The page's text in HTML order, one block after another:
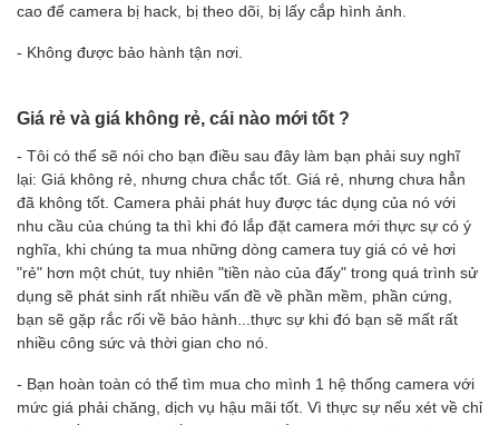
cao để camera bị hack, bị theo dõi, bị lấy cắp hình ảnh.
- Không được bảo hành tận nơi.
Giá rẻ và giá không rẻ, cái nào mới tốt ?
- Tôi có thể sẽ nói cho bạn điều sau đây làm bạn phải suy nghĩ
lại: Giá không rẻ, nhưng chưa chắc tốt. Giá rẻ, nhưng chưa hẳn
đã không tốt. Camera phải phát huy được tác dụng của nó với
nhu cầu của chúng ta thì khi đó lắp đặt camera mới thực sự có ý
nghĩa, khi chúng ta mua những dòng camera tuy giá có vẻ hơi
"rẻ" hơn một chút, tuy nhiên "tiền nào của đấy" trong quá trình sử
dụng sẽ phát sinh rất nhiều vấn đề về phần mềm, phần cứng,
bạn sẽ gặp rắc rối về bảo hành...thực sự khi đó bạn sẽ mất rất
nhiều công sức và thời gian cho nó.
- Bạn hoàn toàn có thể tìm mua cho mình 1 hệ thống camera với
mức giá phải chăng, dịch vụ hậu mãi tốt. Vì thực sự nếu xét về chỉ